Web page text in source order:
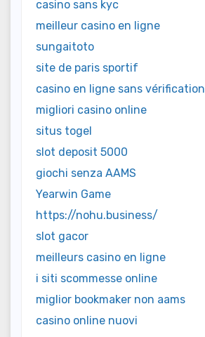
casino sans kyc
meilleur casino en ligne
sungaitoto
site de paris sportif
casino en ligne sans vérification
migliori casino online
situs togel
slot deposit 5000
giochi senza AAMS
Yearwin Game
https://nohu.business/
slot gacor
meilleurs casino en ligne
i siti scommesse online
miglior bookmaker non aams
casino online nuovi